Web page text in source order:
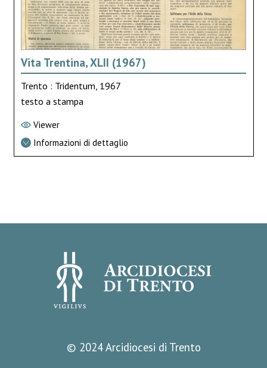
Vita Trentina, XLII (1967)
Trento : Tridentum, 1967
testo a stampa
Viewer
Informazioni di dettaglio
© 2024 Arcidiocesi di Trento